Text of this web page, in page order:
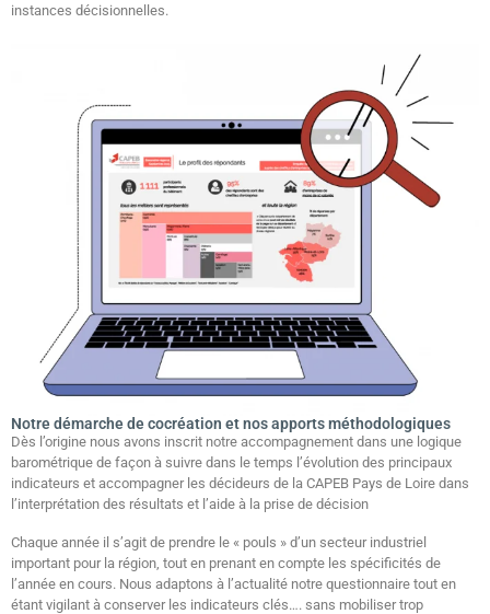
instances décisionnelles.
Notre démarche de cocréation et nos apports méthodologiques
Dès l’origine nous avons inscrit notre accompagnement dans une logique
barométrique de façon à suivre dans le temps l’évolution des principaux
indicateurs et accompagner les décideurs de la CAPEB Pays de Loire dans
l’interprétation des résultats et l’aide à la prise de décision
Chaque année il s’agit de prendre le « pouls » d’un secteur industriel
important pour la région, tout en prenant en compte les spécificités de
l’année en cours. Nous adaptons à l’actualité notre questionnaire tout en
étant vigilant à conserver les indicateurs clés…. sans mobiliser trop